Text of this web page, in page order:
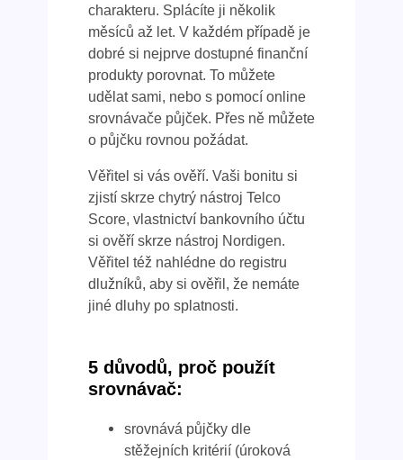
charakteru. Splácíte ji několik
měsíců až let. V každém případě je
dobré si nejprve dostupné finanční
produkty porovnat. To můžete
udělat sami, nebo s pomocí online
srovnávače půjček. Přes ně můžete
o půjčku rovnou požádat.
Věřitel si vás ověří. Vaši bonitu si
zjistí skrze chytrý nástroj Telco
Score, vlastnictví bankovního účtu
si ověří skrze nástroj Nordigen.
Věřitel též nahlédne do registru
dlužníků, aby si ověřil, že nemáte
jiné dluhy po splatnosti.
5 důvodů, proč použít
srovnávač:
srovnává půjčky dle
stěžejních kritérií (úroková